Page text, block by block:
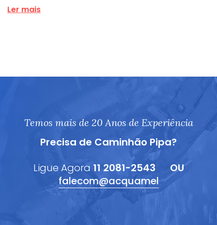
Ler mais
Temos mais de 20 Anos de Experiência
Precisa de Caminhão Pipa?
Ligue Agora 11 2081-2543
OU
falecom@acquamel